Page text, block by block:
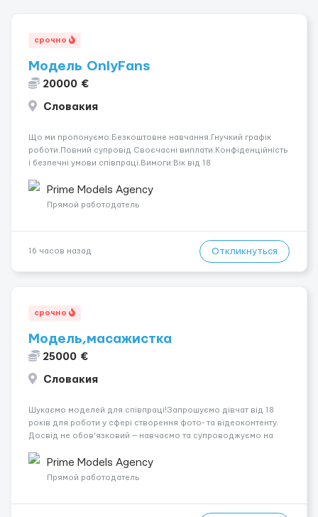
срочно
Модель OnlyFans
20000 €
Словакия
Що ми пропонуємо:Безкоштовне навчання.Гнучкий графік
роботи.Повний супровід Своєчасні виплати.Конфіденційність
і безпечні умови співпраці.Вимоги:Вік від 18
розвиватися.Досвід не обов’язковий.Якщо вас зацікавила
вакансія — залишайте відгук, і ми зв’яжемося ...
Prime Models Agency
Прямой работодатель
16 часов назад Откликнуться
срочно
Модель,масажистка
25000 €
Словакия
Шукаємо моделей для співпраці!Запрошуємо дівчат від 18
років для роботи у сфері створення фото- та відеоконтенту.
Досвід не обов’язковий — навчаємо та супроводжуємо на
конфіденційність і професійну підтримку. Працюємо офіційно,
поважаємо особ...
Prime Models Agency
Прямой работодатель